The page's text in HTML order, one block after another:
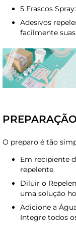
5 Frascos
Adesivos
facilmente
O preparo é tão
Em recipiente
repelente.
Diluir o
uma solução
Adicione a
Integre todos